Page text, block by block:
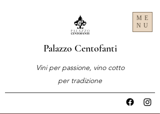
ME
NU
Palazzo Centofanti
Vini per passione, vino cotto
per tradizione